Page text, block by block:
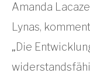
Amanda
Lynas,
„Die